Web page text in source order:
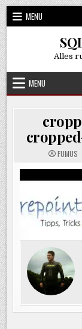
Skip
to
content
MENU
Alles
MENU
FUMUS